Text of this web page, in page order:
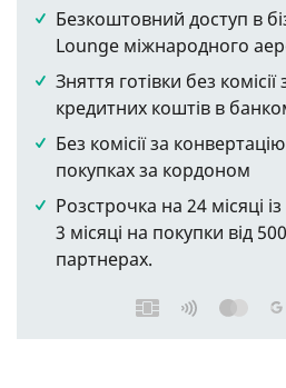
Безкоштовний доступ в
Lounge міжнародного
Зняття готівки без
кредитних коштів в
Без комісії за
покупках за кордоном
Розстрочка на 24 місяці
3 місяці на покупки від
партнерах.